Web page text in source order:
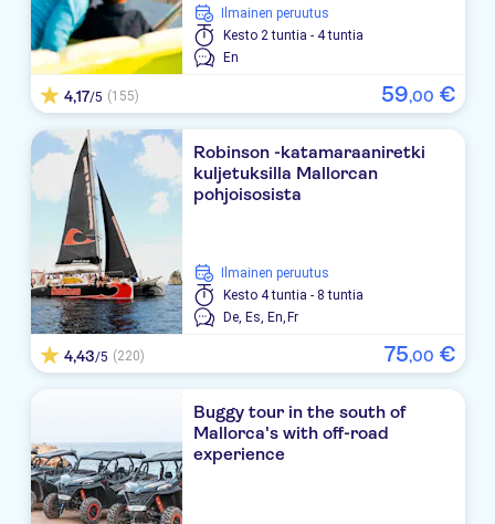
Cristina Apartamentos Villas
Sabina Playa
MARINS BEACH CLUB
Globales Cala Bona Suites
Tropicana-Cala Millor
Mariant
Playa Blanca
Marins Playa
Residencia son Floriana
Playa Dorada
Ilmainen peruutus
Kesto 2 tuntia - 4 tuntia
En
4,17/5 (155) 59,00 €
Robinson -katamaraaniretki
kuljetuksilla Mallorcan
pohjoisosista
Ilmainen peruutus
Kesto 4 tuntia - 8 tuntia
De, Es, En,Fr
4,43/5 (220) 75,00 €
Buggy tour in the south of
Mallorca's with off-road
experience